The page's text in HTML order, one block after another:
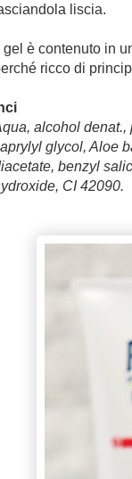
liscia.
Il gel è contenuto in
ricco di
alcohol denat.,
glycol, Aloe
benzyl
CI 42090.